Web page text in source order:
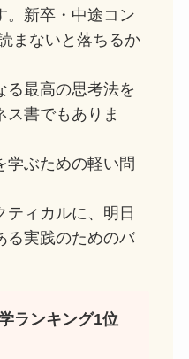
。新卒・中途コン
まないと落ちるか
る最高の思考法を
ス書でもありま
学ぶための軽い問
ティカルに、明日
る実践のためのバ
ランキング1位